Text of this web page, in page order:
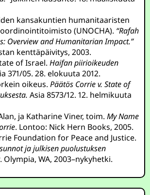
kansakuntien humanitaaristen
(UNOCHA). “Rafah
Overview and Humanitarian Impact.”
kenttäpäivitys, 2003.
of Israel.Haifan piirioikeuden
371/05. 28. elokuuta 2012.
oikeus.Päätös Corrie v. State of
Asia 8573/12. 12. helmikuuta
ja Katharine Viner, toim.My Name
. Lontoo: Nick Hern Books, 2005.
Foundation for Peace and Justice.
ja julkisen puolustuksen
. Olympia, WA, 2003–nykyhetki.